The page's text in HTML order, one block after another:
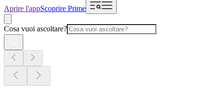
Aprire l'appScoprire Prime
Cosa vuoi ascoltare?